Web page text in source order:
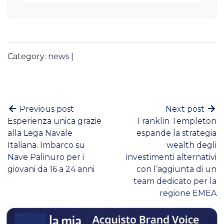
Category: news
Previous post
Esperienza unica grazie
alla Lega Navale
Italiana. Imbarco su
Nave Palinuro per i
giovani da 16 a 24 anni
Next post
Franklin Templeton
espande la strategia
wealth degli
investimenti alternativi
con l’aggiunta di un
team dedicato per la
regione EMEA